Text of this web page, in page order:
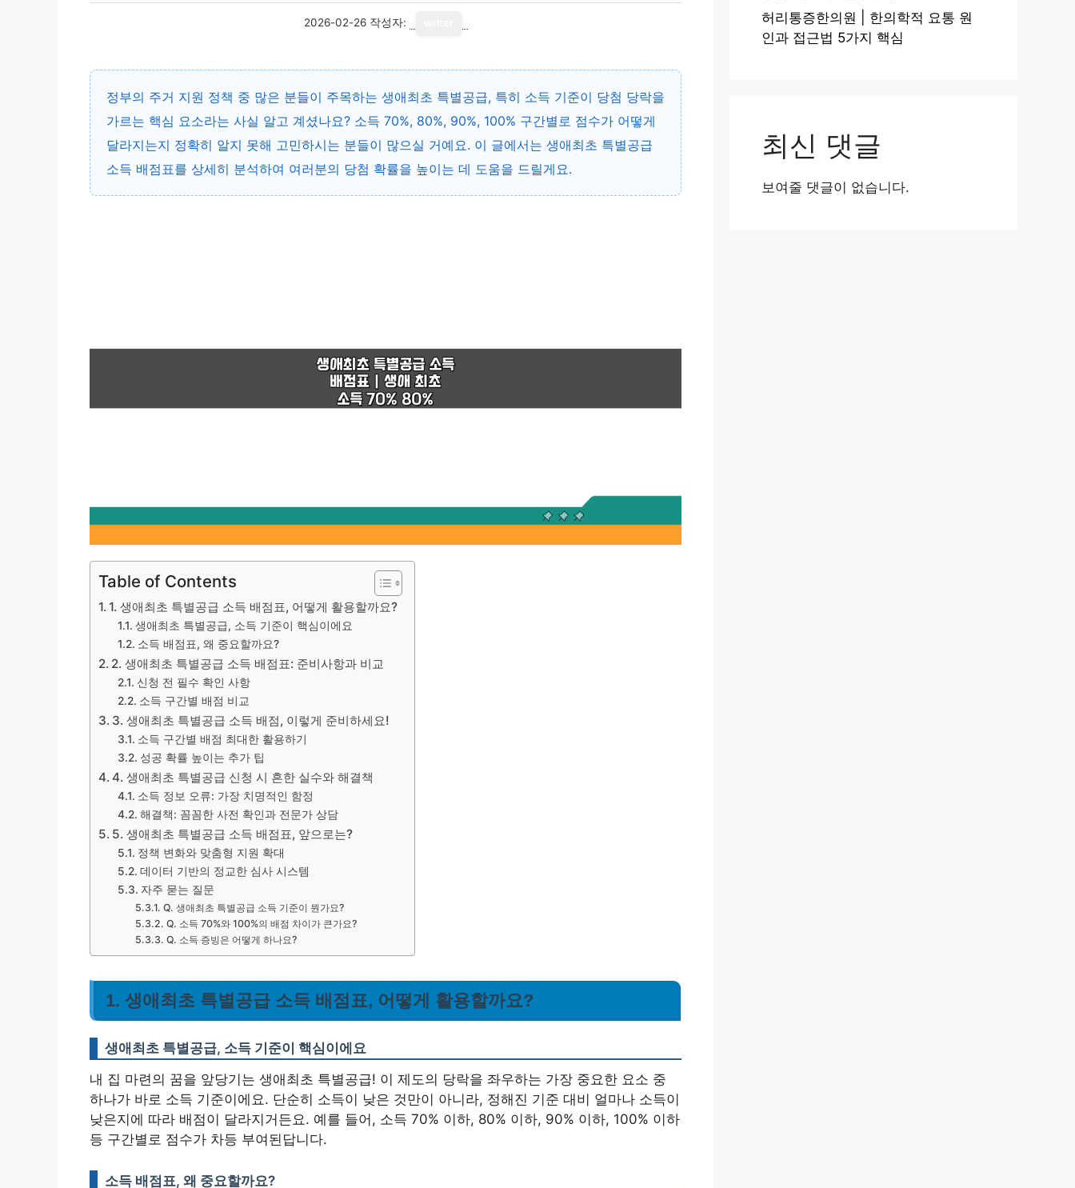
2026-02-26 작성자:
정부의 주거 지원 정책 중 많은 분들이 주목하는 생애최초 특별공급, 특히 소득 기준이 당첨 당락을
가르는 핵심 요소라는 사실 알고 계셨나요? 소득 70%, 80%, 90%, 100% 구간별로 점수가 어떻게
달라지는지 정확히 알지 못해 고민하시는 분들이 많으실 거예요. 이 글에서는 생애최초 특별공급
소득 배점표를 상세히 분석하여 여러분의 당첨 확률을 높이는 데 도움을 드릴게요.
Table of Contents
1. 생애최초 특별공급 소득 배점표, 어떻게 활용할까요?
생애최초 특별공급, 소득 기준이 핵심이에요
소득 배점표, 왜 중요할까요?
2. 생애최초 특별공급 소득 배점표: 준비사항과 비교
신청 전 필수 확인 사항
소득 구간별 배점 비교
3. 생애최초 특별공급 소득 배점, 이렇게 준비하세요!
소득 구간별 배점 최대한 활용하기
성공 확률 높이는 추가 팁
4. 생애최초 특별공급 신청 시 흔한 실수와 해결책
소득 정보 오류: 가장 치명적인 함정
해결책: 꼼꼼한 사전 확인과 전문가 상담
5. 생애최초 특별공급 소득 배점표, 앞으로는?
정책 변화와 맞춤형 지원 확대
데이터 기반의 정교한 심사 시스템
자주 묻는 질문
Q. 생애최초 특별공급 소득 기준이 뭔가요?
Q. 소득 70%와 100%의 배점 차이가 큰가요?
Q. 소득 증빙은 어떻게 하나요?
1. 생애최초 특별공급 소득 배점표, 어떻게 활용할까요?
생애최초 특별공급, 소득 기준이 핵심이에요
내 집 마련의 꿈을 앞당기는 생애최초 특별공급! 이 제도의 당락을 좌우하는 가장 중요한 요소 중
하나가 바로 소득 기준이에요. 단순히 소득이 낮은 것만이 아니라, 정해진 기준 대비 얼마나 소득이
낮은지에 따라 배점이 달라지거든요. 예를 들어, 소득 70% 이하, 80% 이하, 90% 이하, 100% 이하
등 구간별로 점수가 차등 부여된답니다.
소득 배점표, 왜 중요할까요?
허리통증한의원 | 한의학적 요통 원
인과 접근법 5가지 핵심
최신 댓글
보여줄 댓글이 없습니다.